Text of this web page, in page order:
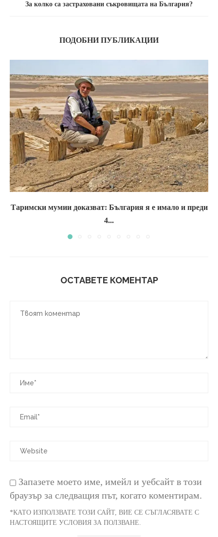
За колко са застраховани съкровищата на България?
ПОДОБНИ ПУБЛИКАЦИИ
Таримски мумии доказват: България я е имало и преди
4...
ОСТАВЕТЕ КОМЕНТАР
Запазете моето име, имейл и уебсайт в този
браузър за следващия път, когато коментирам.
*КАТО ИЗПОЛЗВАТЕ ТОЗИ САЙТ, ВИЕ СЕ СЪГЛАСЯВАТЕ С
НАСТОЯЩИТЕ УСЛОВИЯ ЗА ПОЛЗВАНЕ.